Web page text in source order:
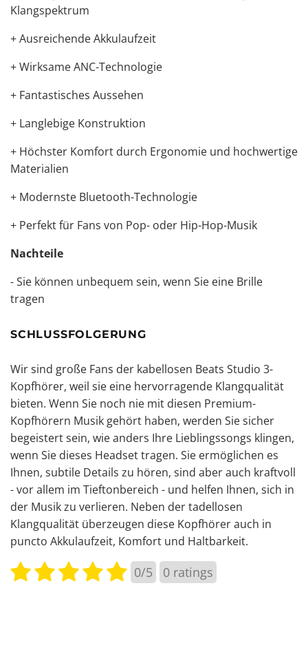
Klangspektrum
+ Ausreichende Akkulaufzeit
+ Wirksame ANC-Technologie
+ Fantastisches Aussehen
+ Langlebige Konstruktion
+ Höchster Komfort durch Ergonomie und hochwertige
Materialien
+ Modernste Bluetooth-Technologie
+ Perfekt für Fans von Pop- oder Hip-Hop-Musik
Nachteile
- Sie können unbequem sein, wenn Sie eine Brille
tragen
SCHLUSSFOLGERUNG
Wir sind große Fans der kabellosen Beats Studio 3-
Kopfhörer, weil sie eine hervorragende Klangqualität
bieten. Wenn Sie noch nie mit diesen Premium-
Kopfhörern Musik gehört haben, werden Sie sicher
begeistert sein, wie anders Ihre Lieblingssongs klingen,
wenn Sie dieses Headset tragen. Sie ermöglichen es
Ihnen, subtile Details zu hören, sind aber auch kraftvoll
- vor allem im Tieftonbereich - und helfen Ihnen, sich in
der Musik zu verlieren. Neben der tadellosen
Klangqualität überzeugen diese Kopfhörer auch in
puncto Akkulaufzeit, Komfort und Haltbarkeit.
0/5 0 ratings